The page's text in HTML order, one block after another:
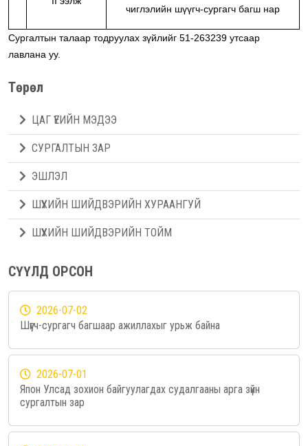
чиглэлийн шүүгч-сургагч багш нар
Сургалтын талаар тодруулах зүйлийг 51-263239 утсаар
лавлана уу.
Төрөл
ЦАГ ҮЕИЙН МЭДЭЭ
СУРГАЛТЫН ЗАР
ЭШЛЭЛ
ШҮҮХИЙН ШИЙДВЭРИЙН ХУРААНГУЙ
ШҮҮХИЙН ШИЙДВЭРИЙН ТОЙМ
СҮҮЛД ОРСОН
2026-07-02
Шүүгч-сургагч багшаар ажиллахыг урьж байна
2026-07-01
Япон Улсад зохион байгуулагдах судалгааны арга зүйн
сургалтын зар